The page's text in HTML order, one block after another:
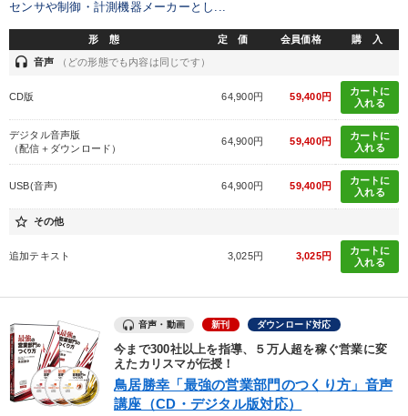
カテゴリー
2026年春季全国経営者セミナー収録講演ＣＤ・講演ＤＶＤ・デジ
タル版（音声／動画ストリーミング・ダウンロード）
改善・生産性向上 【6月】音声・映像
社員が自律的に動き出す組織づくり
《強い財務を実践する経営者》講話４選 音声と動画で学ぶ
歴史・古典に学ぶ実務講話
目的別
センサや制御・計測機器メーカーとし...
形 態 定 価 会員価格 購 入
headset 音声 （どの形態でも内容は同じです）
CD版 64,900円 59,400円
カートに
入れる
デジタル音声版
（配信＋ダウンロード）
64,900円 59,400円
カートに
入れる
USB(音声) 64,900円 59,400円
カートに
入れる
star_border その他
追加テキスト 3,025円 3,025円
カートに
入れる
音声・動画 新刊 ダウンロード対応
今まで300社以上を指導、５万人超を稼ぐ営業に変
えたカリスマが伝授！
鳥居勝幸「最強の営業部門のつくり方」音声
講座（CD・デジタル版対応）